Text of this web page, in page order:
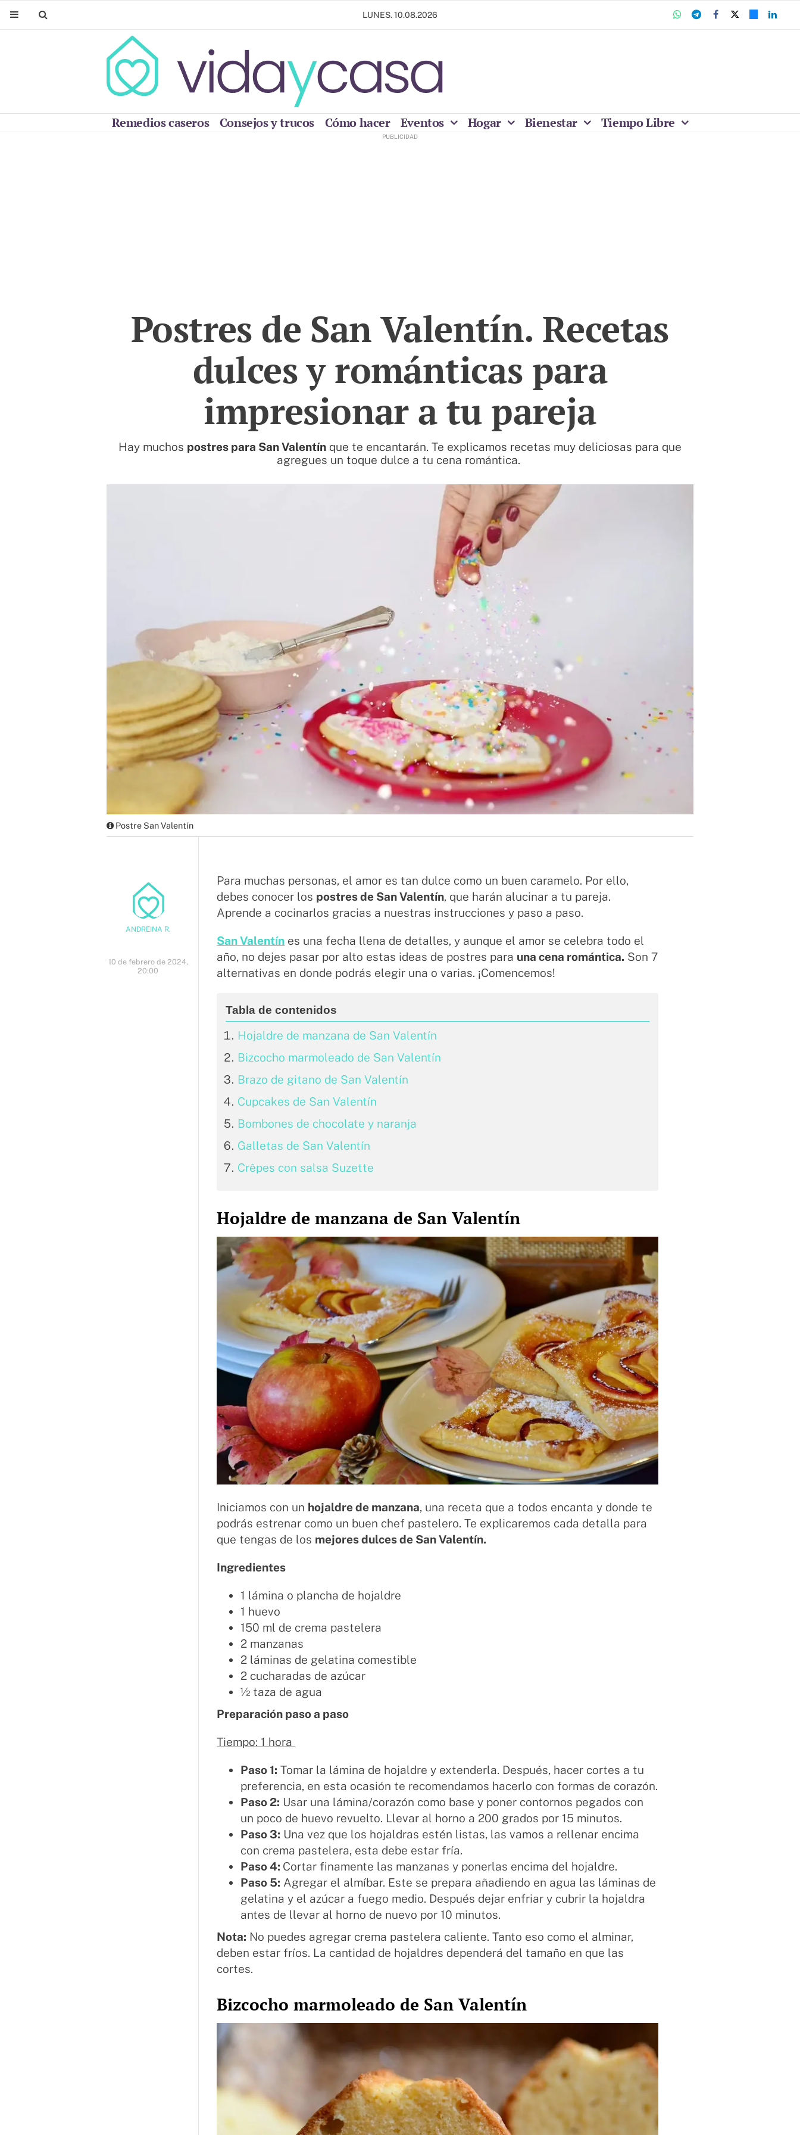
LUNES. 10.08.2026
Remedios caseros Consejos y trucos Cómo hacer Eventos Hogar Bienestar Tiempo Libre
Postres de San Valentín. Recetas
dulces y románticas para
impresionar a tu pareja
Hay muchos postres para San Valentín que te encantarán. Te explicamos recetas muy deliciosas para que
agregues un toque dulce a tu cena romántica.
Postre San Valentín
ANDREINA R.
10 de febrero de 2024,
20:00
​Para muchas personas, el amor es tan dulce como un buen caramelo. Por ello,
debes conocer los postres de San Valentín, que harán alucinar a tu pareja.
Aprende a cocinarlos gracias a nuestras instrucciones y paso a paso.
San Valentín es una fecha llena de detalles, y aunque el amor se celebra todo el
año, no dejes pasar por alto estas ideas de postres para una cena romántica. Son 7
alternativas en donde podrás elegir una o varias. ¡Comencemos!
Hojaldre de manzana de San Valentín
Bizcocho marmoleado de San Valentín
Brazo de gitano de San Valentín
Cupcakes de San Valentín
Bombones de chocolate y naranja
Galletas de San Valentín
Crêpes con salsa Suzette
Hojaldre de manzana de San Valentín
Iniciamos con un hojaldre de manzana, una receta que a todos encanta y donde te
podrás estrenar como un buen chef pastelero. Te explicaremos cada detalla para
que tengas de los mejores dulces de San Valentín.
Ingredientes
1 lámina o plancha de hojaldre
1 huevo
150 ml de crema pastelera
2 manzanas
2 láminas de gelatina comestible
2 cucharadas de azúcar
½ taza de agua
Preparación paso a paso
Tiempo: 1 hora
Paso 1: Tomar la lámina de hojaldre y extenderla. Después, hacer cortes a tu
preferencia, en esta ocasión te recomendamos hacerlo con formas de corazón.
Paso 2: Usar una lámina/corazón como base y poner contornos pegados con
un poco de huevo revuelto. Llevar al horno a 200 grados por 15 minutos.
Paso 3: Una vez que los hojaldras estén listas, las vamos a rellenar encima
con crema pastelera, esta debe estar fría.
Paso 4: Cortar finamente las manzanas y ponerlas encima del hojaldre.
Paso 5: Agregar el almíbar. Este se prepara añadiendo en agua las láminas de
gelatina y el azúcar a fuego medio. Después dejar enfriar y cubrir la hojaldra
antes de llevar al horno de nuevo por 10 minutos.
Nota: No puedes agregar crema pastelera caliente. Tanto eso como el alminar,
deben estar fríos. La cantidad de hojaldres dependerá del tamaño en que las
cortes.
Bizcocho marmoleado de San Valentín